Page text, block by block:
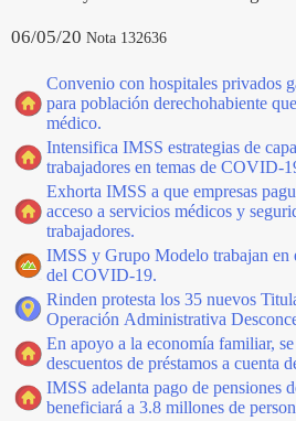
06/05/20 Nota 132636
Convenio con hospitales privados
para población derechohabiente
médico.
Intensifica IMSS estrategias de
trabajadores en temas de COVID-
Exhorta IMSS a que empresas
acceso a servicios médicos y
trabajadores.
IMSS y Grupo Modelo trabajan en
del COVID-19.
Rinden protesta los 35 nuevos
Operación Administrativa
En apoyo a la economía familiar,
descuentos de préstamos a cuenta
IMSS adelanta pago de pensiones
beneficiará a 3.8 millones de